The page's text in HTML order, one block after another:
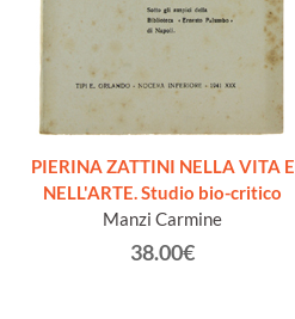
PIERINA ZATTINI NELLA VITA E
NELL'ARTE. Studio bio-critico
Manzi Carmine
38.00€